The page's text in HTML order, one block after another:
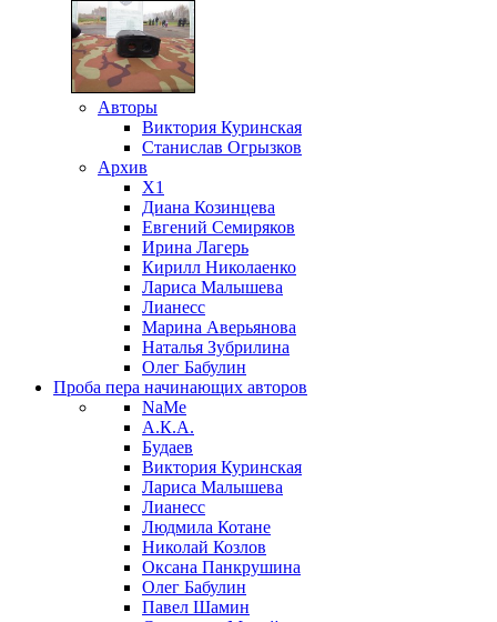
Авторы
Виктория Куринская
Станислав Огрызков
Архив
X1
Диана Козинцева
Евгений Семиряков
Ирина Лагерь
Кирилл Николаенко
Лариса Малышева
Лианесс
Марина Аверьянова
Наталья Зубрилина
Олег Бабулин
Проба пера начинающих авторов
NaMe
А.К.А.
Будаев
Виктория Куринская
Лариса Малышева
Лианесс
Людмила Котане
Николай Козлов
Оксана Панкрушина
Олег Бабулин
Павел Шамин